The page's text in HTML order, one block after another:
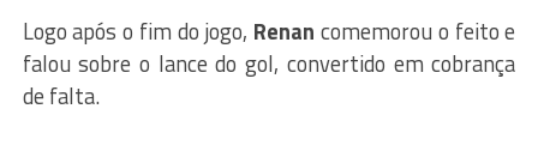
Logo após o fim do jogo, Renan comemorou o feito e
falou sobre o lance do gol, convertido em cobrança
de falta.